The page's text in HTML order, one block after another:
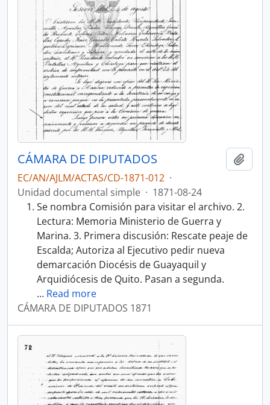
CÁMARA DE DIPUTADOS
EC/AN/AJLM/ACTAS/CD-1871-012 ·
Unidad documental simple · 1871-08-24
Se nombra Comisión para visitar el archivo. 2.
Lectura: Memoria Ministerio de Guerra y
Marina. 3. Primera discusión: Rescate peaje de
Escalda; Autoriza al Ejecutivo pedir nueva
demarcación Diocésis de Guayaquil y
Arquidiócesis de Quito. Pasan a segunda.
… Read more
CÁMARA DE DIPUTADOS 1871